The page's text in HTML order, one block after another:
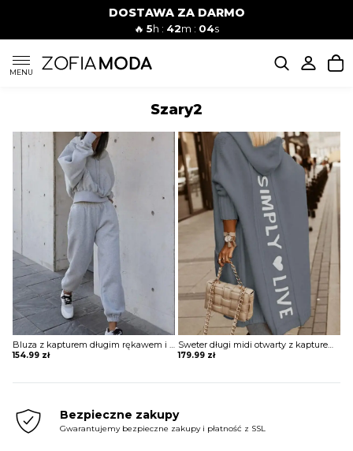
DOSTAWA ZA DARMO
🔥 5h : 42m : 04s
MENU
SUKIENKI
JEANSY
MODA PLAŻOWA
BLUZKI
Szary2
154.99 zł 179.99 zł
Bezpieczne zakupy
Gwarantujemy bezpieczne zakupy i płatność z SSL